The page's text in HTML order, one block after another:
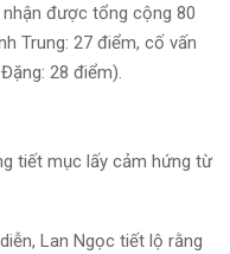
được tổng cộng 80
Trung: 27 điểm, cố vấn
28 điểm).
Lan Ngọc tiết lộ rằng